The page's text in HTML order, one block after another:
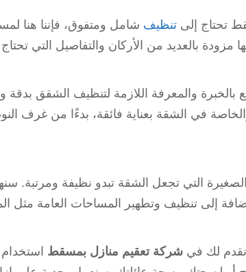
تحتاج إلىتنظيف شامل ومتفوق، فإننا هنا
مزودة بالعديد من الأركان والتفاصيل التي
بالخبرة والمعرفة اللازمة لتنظيف الشقق
في الشقة بعناية فائقة، بدءًا من غرف
التي تجعل الشقة تبدو نظيفة ومرتبة.
إلى تنظيف وتطهير المساحات العامة مثل
نقدم لك فيشركة تعقيم منازل بمسقط